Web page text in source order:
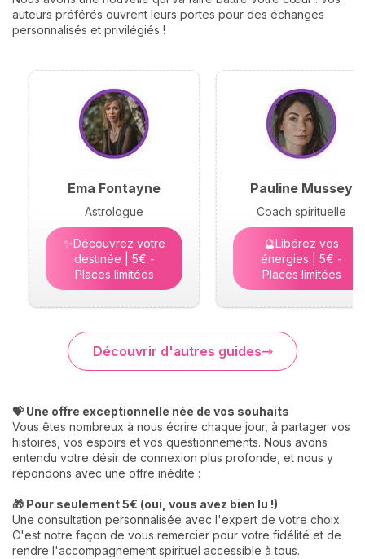
auteurs préférés ouvrent leurs portes pour des échanges
personnalisés et privilégiés !
Ema Fontayne
Astrologue
✨Découvrez votre
destinée | 5€ -
Places limitées
Pauline Mussey
Coach spirituelle
🔮Libérez vos
énergies | 5€ -
Places limitées
Découvrir d'autres guides
💝 Une offre exceptionnelle née de vos souhaits
Vous êtes nombreux à nous écrire chaque jour, à partager vos
histoires, vos espoirs et vos questionnements. Nous avons
entendu votre désir de connexion plus profonde, et nous y
répondons avec une offre inédite :
🎁 Pour seulement 5€ (oui, vous avez bien lu !)
Une consultation personnalisée avec l'expert de votre choix.
C'est notre façon de vous remercier pour votre fidélité et de
rendre l'accompagnement spirituel accessible à tous.